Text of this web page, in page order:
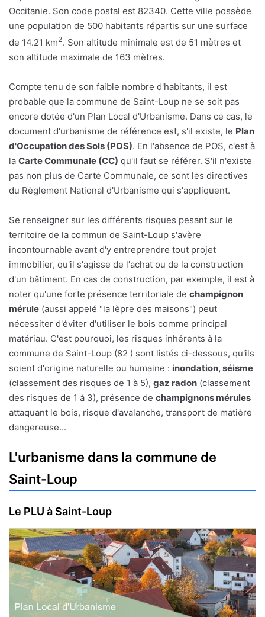
Occitanie. Son code postal est 82340. Cette ville possède
une population de 500 habitants répartis sur une surface
de 14.21 km2. Son altitude minimale est de 51 mètres et
son altitude maximale de 163 mètres.
Compte tenu de son faible nombre d'habitants, il est
probable que la commune de Saint-Loup ne se soit pas
encore dotée d'un Plan Local d'Urbanisme. Dans ce cas, le
document d'urbanisme de référence est, s'il existe, le Plan
d'Occupation des Sols (POS). En l'absence de POS, c'est à
la Carte Communale (CC) qu'il faut se référer. S'il n'existe
pas non plus de Carte Communale, ce sont les directives
du Règlement National d'Urbanisme qui s'appliquent.
Se renseigner sur les différents risques pesant sur le
territoire de la commun de Saint-Loup s'avère
incontournable avant d'y entreprendre tout projet
immobilier, qu'il s'agisse de l'achat ou de la construction
d'un bâtiment. En cas de construction, par exemple, il est à
noter qu'une forte présence territoriale de champignon
mérule (aussi appelé "la lèpre des maisons") peut
nécessiter d'éviter d'utiliser le bois comme principal
matériau. C'est pourquoi, les risques inhérents à la
commune de Saint-Loup (82 ) sont listés ci-dessous, qu'ils
soient d'origine naturelle ou humaine : inondation, séisme
(classement des risques de 1 à 5), gaz radon (classement
des risques de 1 à 3), présence de champignons mérules
attaquant le bois, risque d'avalanche, transport de matière
dangereuse...
L'urbanisme dans la commune de
Saint-Loup
Le PLU à Saint-Loup